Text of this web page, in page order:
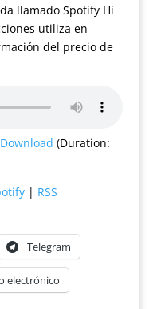
llamado Spotify Hi
utiliza en
del precio de
Download (Duration:
| RSS
Telegram
electrónico